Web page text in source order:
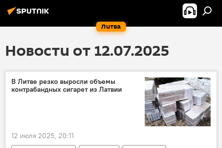
Литва
Новости от 12.07.2025
В Литве резко выросли объемы
контрабандных сигарет из Латвии
12 июля 2025, 20:11